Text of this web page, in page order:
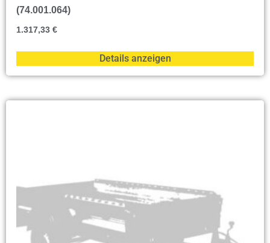
(74.001.064)
1.317,33 €
Details anzeigen